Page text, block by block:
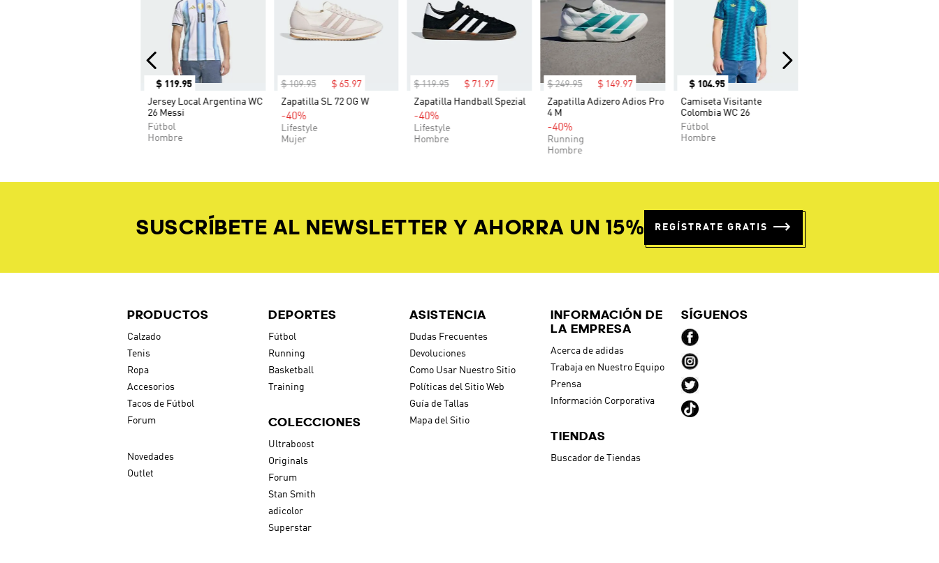
$ 119.95
Jersey Local Argentina WC
26 Messi
Fútbol
Hombre
$ 109.95 $ 65. 97
Zapatilla SL 72 OG W
-40%
Lifestyle
Mujer
$ 119.95 $ 71 97
Zapatilla Handball Spezial
-40%
Lifestyle
Hombre
$ 249.95 $ 149. 97
Zapatilla Adizero Adios Pro
4 M
-40%
Running
Hombre
$ 104.95
Camiseta Visitante
Colombia WC 26
Fútbol
Hombre
SUSCRÍBETE AL NEWSLETTER Y AHORRA UN 15% REGÍSTRATE GRATIS
PRODUCTOS
Calzado
Tenis
Ropa
Accesorios
Tacos de Fútbol
Forum
Novedades
Outlet
DEPORTES
Fútbol
Running
Basketball
Training
COLECCIONES
Ultraboost
Originals
Forum
Stan Smith
adicolor
Superstar
ASISTENCIA
Dudas Frecuentes
Devoluciones
Como Usar Nuestro Sitio
Políticas del Sitio Web
Guía de Tallas
Mapa del Sitio
INFORMACIÓN DE
LA EMPRESA
Acerca de adidas
Trabaja en Nuestro Equipo
Prensa
Información Corporativa
TIENDAS
Buscador de Tiendas
SÍGUENOS